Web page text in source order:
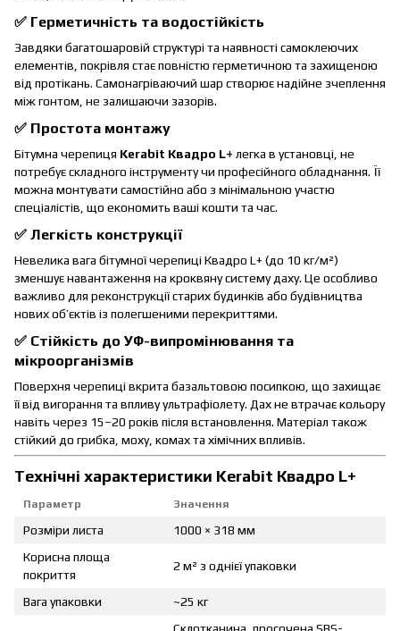
✅ Герметичність та водостійкість
Завдяки багатошаровій структурі та наявності самоклеючих
елементів, покрівля стає повністю герметичною та захищеною
від протікань. Самонагріваючий шар створює надійне зчеплення
між гонтом, не залишаючи зазорів.
✅ Простота монтажу
Бітумна черепиця Kerabit Квадро L+ легка в установці, не
потребує складного інструменту чи професійного обладнання. Її
можна монтувати самостійно або з мінімальною участю
спеціалістів, що економить ваші кошти та час.
✅ Легкість конструкції
Невелика вага бітумної черепиці Квадро L+ (до 10 кг/м²)
зменшує навантаження на кроквяну систему даху. Це особливо
важливо для реконструкції старих будинків або будівництва
нових об’єктів із полегшеними перекриттями.
✅ Стійкість до УФ-випромінювання та
мікроорганізмів
Поверхня черепиці вкрита базальтовою посипкою, що захищає
її від вигорання та впливу ультрафіолету. Дах не втрачає кольору
навіть через 15–20 років після встановлення. Матеріал також
стійкий до грибка, моху, комах та хімічних впливів.
Технічні характеристики Kerabit Квадро L+
Параметр Значення
Розміри листа
1000 × 318 мм
Корисна площа
покриття
2 м² з однієї упаковки
Вага упаковки ~25 кг